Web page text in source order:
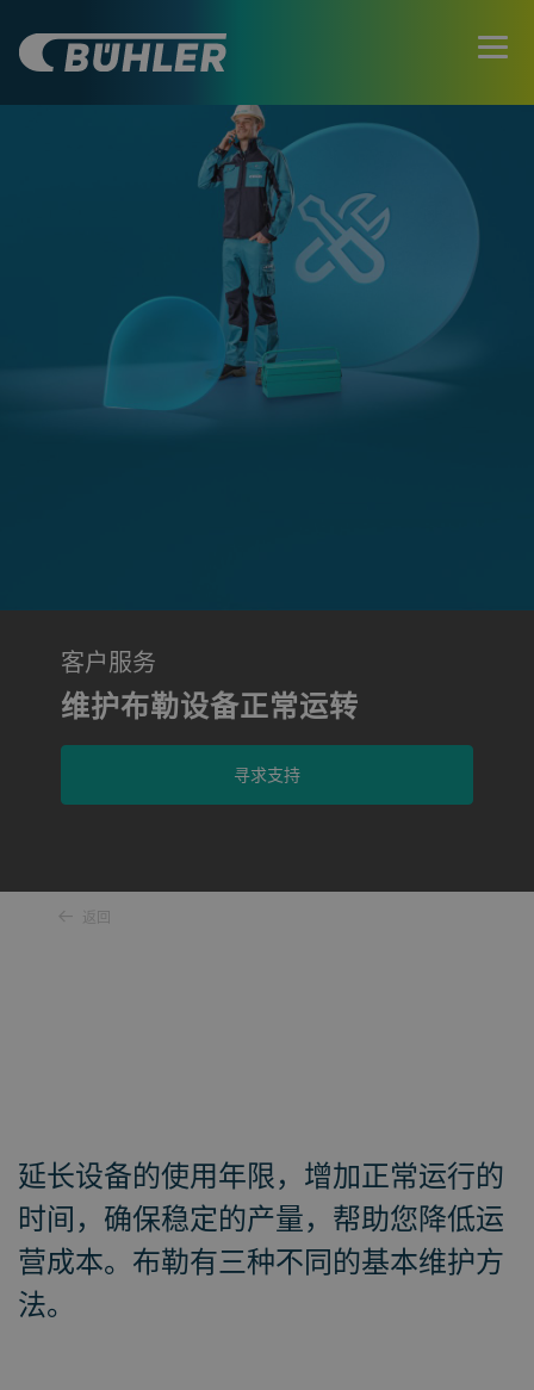
客户服务
维护布勒设备正常运转
寻求支持
返回
延长设备的使用年限，增加正常运行的
时间，确保稳定的产量，帮助您降低运
营成本。布勒有三种不同的基本维护方
法。